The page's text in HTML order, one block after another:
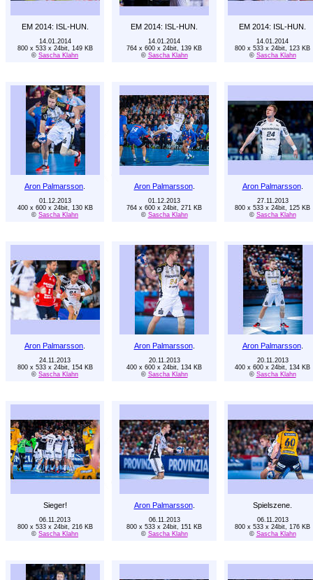
EM 2014: ISL-HUN. EM 2014: ISL-HUN. EM 2014: ISL-HUN.
14.01.2014
800 x 533 x 24bit, 149 KB
© Sascha Klahn
14.01.2014
764 x 600 x 24bit, 139 KB
© Sascha Klahn
14.01.2014
800 x 533 x 24bit, 123 KB
© Sascha Klahn
Aron Palmarsson Aron Palmarsson. Aron Palmarsson.
01.12.2013
400 x 600 x 24bit, 130 KB
© Sascha Klahn
01.12.2013
764 x 600 x 24bit, 271 KB
© Sascha Klahn
27.11.2013
800 x 533 x 24bit, 125 KB
© Sascha Klahn
Aron Palmarsson Aron Palmarsson. Aron Palmarsson.
24.11.2013
800 x 533 x 24bit, 154 KB
© Sascha Klahn
20.11.2013
400 x 600 x 24bit, 134 KB
© Sascha Klahn
20.11.2013
400 x 600 x 24bit, 134 KB
© Sascha Klahn
Sieger! Aron Palmarsson. Spielszene.
06.11.2013
800 x 533 x 24bit, 216 KB
© Sascha Klahn
06.11.2013
800 x 533 x 24bit, 151 KB
© Sascha Klahn
06.11.2013
800 x 533 x 24bit, 176 KB
© Sascha Klahn